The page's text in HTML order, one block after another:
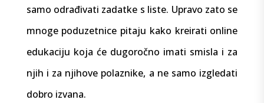
samo odrađivati zadatke s liste. Upravo zato se
mnoge poduzetnice pitaju kako kreirati online
edukaciju koja će dugoročno imati smisla i za
njih i za njihove polaznike, a ne samo izgledati
dobro izvana.